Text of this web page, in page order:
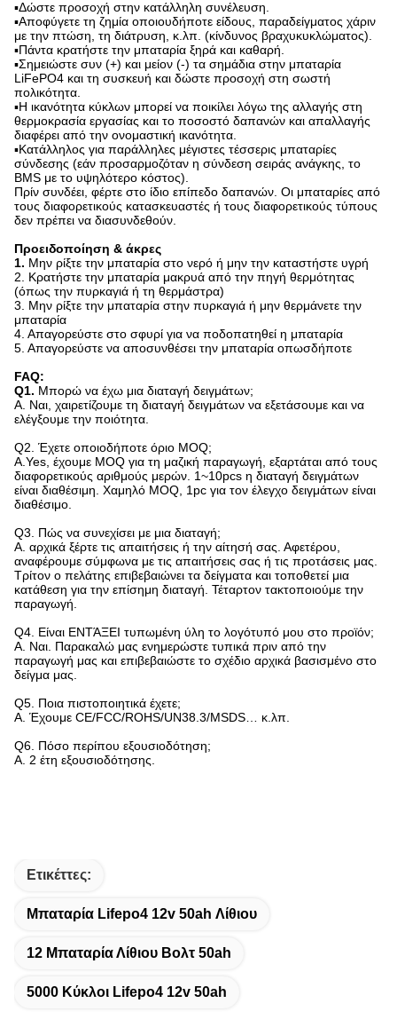
▪Δώστε προσοχή στην κατάλληλη συνέλευση.
▪Αποφύγετε τη ζημία οποιουδήποτε είδους, παραδείγματος χάριν
με την πτώση, τη διάτρυση, κ.λπ. (κίνδυνος βραχυκυκλώματος).
▪Πάντα κρατήστε την μπαταρία ξηρά και καθαρή.
▪Σημειώστε συν (+) και μείον (-) τα σημάδια στην μπαταρία
LiFePO4 και τη συσκευή και δώστε προσοχή στη σωστή
πολικότητα.
▪Η ικανότητα κύκλων μπορεί να ποικίλει λόγω της αλλαγής στη
θερμοκρασία εργασίας και το ποσοστό δαπανών και απαλλαγής
διαφέρει από την ονομαστική ικανότητα.
▪Κατάλληλος για παράλληλες μέγιστες τέσσερις μπαταρίες
σύνδεσης (εάν προσαρμοζόταν η σύνδεση σειράς ανάγκης, το
BMS με το υψηλότερο κόστος).
Πρίν συνδέει, φέρτε στο ίδιο επίπεδο δαπανών. Οι μπαταρίες από
τους διαφορετικούς κατασκευαστές ή τους διαφορετικούς τύπους
δεν πρέπει να διασυνδεθούν.
Προειδοποίηση & άκρες
1. Μην ρίξτε την μπαταρία στο νερό ή μην την καταστήστε υγρή
2. Κρατήστε την μπαταρία μακρυά από την πηγή θερμότητας
(όπως την πυρκαγιά ή τη θερμάστρα)
3. Μην ρίξτε την μπαταρία στην πυρκαγιά ή μην θερμάνετε την
μπαταρία
4. Απαγορεύστε στο σφυρί για να ποδοπατηθεί η μπαταρία
5. Απαγορεύστε να αποσυνθέσει την μπαταρία οπωσδήποτε
FAQ:
Q1. Μπορώ να έχω μια διαταγή δειγμάτων;
Α. Ναι, χαιρετίζουμε τη διαταγή δειγμάτων να εξετάσουμε και να
ελέγξουμε την ποιότητα.
Q2. Έχετε οποιοδήποτε όριο MOQ;
A.Yes, έχουμε MOQ για τη μαζική παραγωγή, εξαρτάται από τους
διαφορετικούς αριθμούς μερών. 1~10pcs η διαταγή δειγμάτων
είναι διαθέσιμη. Χαμηλό MOQ, 1pc για τον έλεγχο δειγμάτων είναι
διαθέσιμο.
Q3. Πώς να συνεχίσει με μια διαταγή;
Α. αρχικά ξέρτε τις απαιτήσεις ή την αίτησή σας. Αφετέρου,
αναφέρουμε σύμφωνα με τις απαιτήσεις σας ή τις προτάσεις μας.
Τρίτον ο πελάτης επιβεβαιώνει τα δείγματα και τοποθετεί μια
κατάθεση για την επίσημη διαταγή. Τέταρτον τακτοποιούμε την
παραγωγή.
Q4. Είναι ΕΝΤΆΞΕΙ τυπωμένη ύλη το λογότυπό μου στο προϊόν;
Α. Ναι. Παρακαλώ μας ενημερώστε τυπικά πριν από την
παραγωγή μας και επιβεβαιώστε το σχέδιο αρχικά βασισμένο στο
δείγμα μας.
Q5. Ποια πιστοποιητικά έχετε;
Α. Έχουμε CE/FCC/ROHS/UN38.3/MSDS… κ.λπ.
Q6. Πόσο περίπου εξουσιοδότηση;
Α. 2 έτη εξουσιοδότησης.
Ετικέττες:
Μπαταρία Lifepo4 12v 50ah Λίθιου
12 Μπαταρία Λίθιου Βολτ 50ah
5000 Κύκλοι Lifepo4 12v 50ah